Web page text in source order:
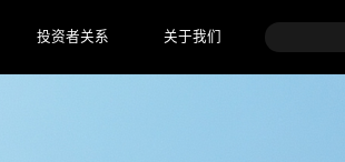
投资者关系 关于我们